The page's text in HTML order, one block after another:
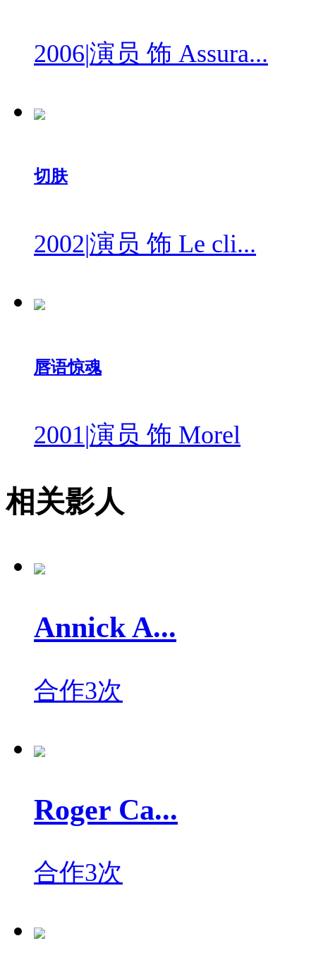
2006|演员 饰 Assura...
切肤
2002|演员 饰 Le cli...
唇语惊魂
2001|演员 饰 Morel
相关影人
Annick A...
合作3次
Roger Ca...
合作3次